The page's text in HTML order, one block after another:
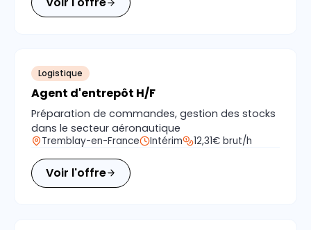
Logistique
Agent d'entrepôt H/F
Préparation de commandes, gestion des stocks
dans le secteur aéronautique
Tremblay-en-France Intérim 12,31€ brut/h
Voir l'offre